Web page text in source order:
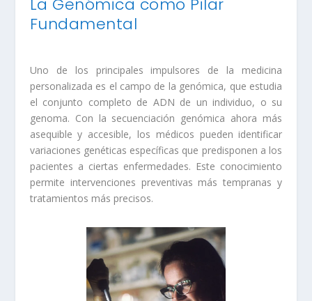
Fundamental
Uno de los principales impulsores de la medicina
personalizada es el campo de la genómica, que estudia
el conjunto completo de ADN de un individuo, o su
genoma. Con la secuenciación genómica ahora más
asequible y accesible, los médicos pueden identificar
variaciones genéticas específicas que predisponen a los
pacientes a ciertas enfermedades. Este conocimiento
permite intervenciones preventivas más tempranas y
tratamientos más precisos.